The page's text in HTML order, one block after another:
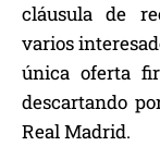
cláusula de
varios
única oferta
descartando
Real Madrid.